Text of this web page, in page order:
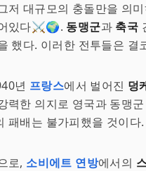
저 대규모의 충돌만을 의
있다⚔️🌍. 동맹군과 축국
했다. 이러한 전투들은 결
년 프랑스에서 벌어진 덩
력한 의지로 영국과 동맹
패배는 불가피했을 것이다.
로, 소비에트 연방에서의